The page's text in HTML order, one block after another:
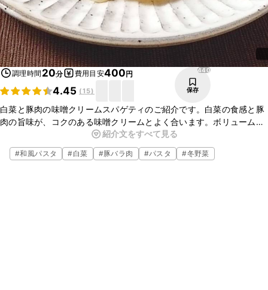
調理時間 20分 費用目安400円
4.45 (15)
440
保存
白菜と豚肉の味噌クリームスパゲティのご紹介です。白菜の食感と豚
肉の旨味が、コクのある味噌クリームとよく合います。ボリュームあ
る一皿ですので、ぜひお試しくださいね。
紹介文をすべて見る
#和風パスタ #白菜 #豚バラ肉 #パスタ #冬野菜